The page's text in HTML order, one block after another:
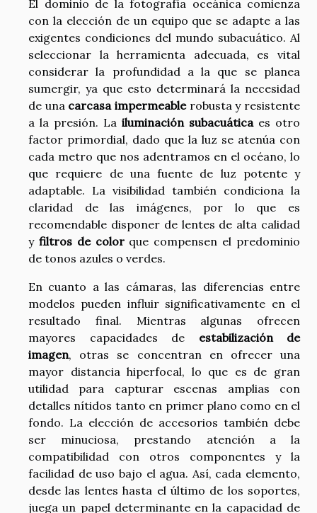
El dominio de la fotografía oceánica comienza
con la elección de un equipo que se adapte a las
exigentes condiciones del mundo subacuático. Al
seleccionar la herramienta adecuada, es vital
considerar la profundidad a la que se planea
sumergir, ya que esto determinará la necesidad
de una carcasa impermeablerobusta y resistente
a la presión. La iluminación subacuáticaes otro
factor primordial, dado que la luz se atenúa con
cada metro que nos adentramos en el océano, lo
que requiere de una fuente de luz potente y
adaptable. La visibilidad también condiciona la
claridad de las imágenes, por lo que es
recomendable disponer de lentes de alta calidad
y filtros de colorque compensen el predominio
de tonos azules o verdes.
En cuanto a las cámaras, las diferencias entre
modelos pueden influir significativamente en el
resultado final. Mientras algunas ofrecen
mayores capacidades de estabilización de
imagen, otras se concentran en ofrecer una
mayor distancia hiperfocal, lo que es de gran
utilidad para capturar escenas amplias con
detalles nítidos tanto en primer plano como en el
fondo. La elección de accesorios también debe
ser minuciosa, prestando atención a la
compatibilidad con otros componentes y la
facilidad de uso bajo el agua. Así, cada elemento,
desde las lentes hasta el último de los soportes,
juega un papel determinante en la capacidad de